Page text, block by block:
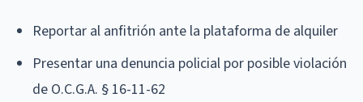
Reportar al anfitrión ante la plataforma de alquiler
Presentar una denuncia policial por posible violación
de O.C.G.A. § 16-11-62